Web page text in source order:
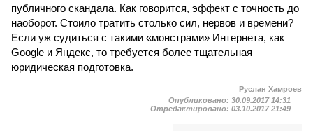
публичного скандала. Как говорится, эффект с точность до
наоборот. Стоило тратить столько сил, нервов и времени?
Если уж судиться с такими «монстрами» Интернета, как
Google и Яндекс, то требуется более тщательная
юридическая подготовка.
Руслан Хамроев
Опубликовано: 30.09.2017 14:31
Отредактировано: 03.10.2017 21:49